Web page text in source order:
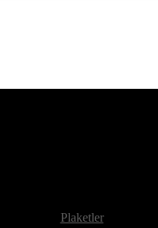
Plaketler